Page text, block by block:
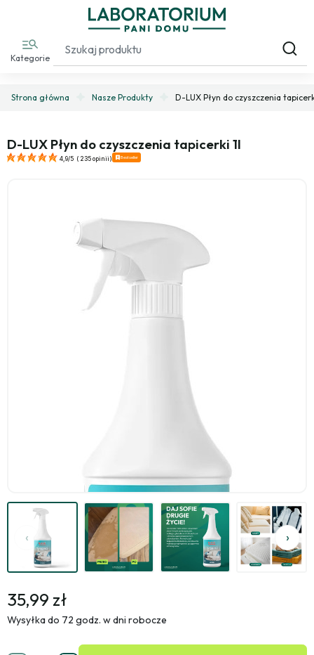
Kategorie
Strona główna Nasze Produkty D-LUX Płyn do czyszczenia
D-LUX Płyn do czyszczenia tapicerki 1l
4,9/5 ( 235 opinii ) Bestseller
35,99 zł
Wysyłka do 72 godz. w dni robocze